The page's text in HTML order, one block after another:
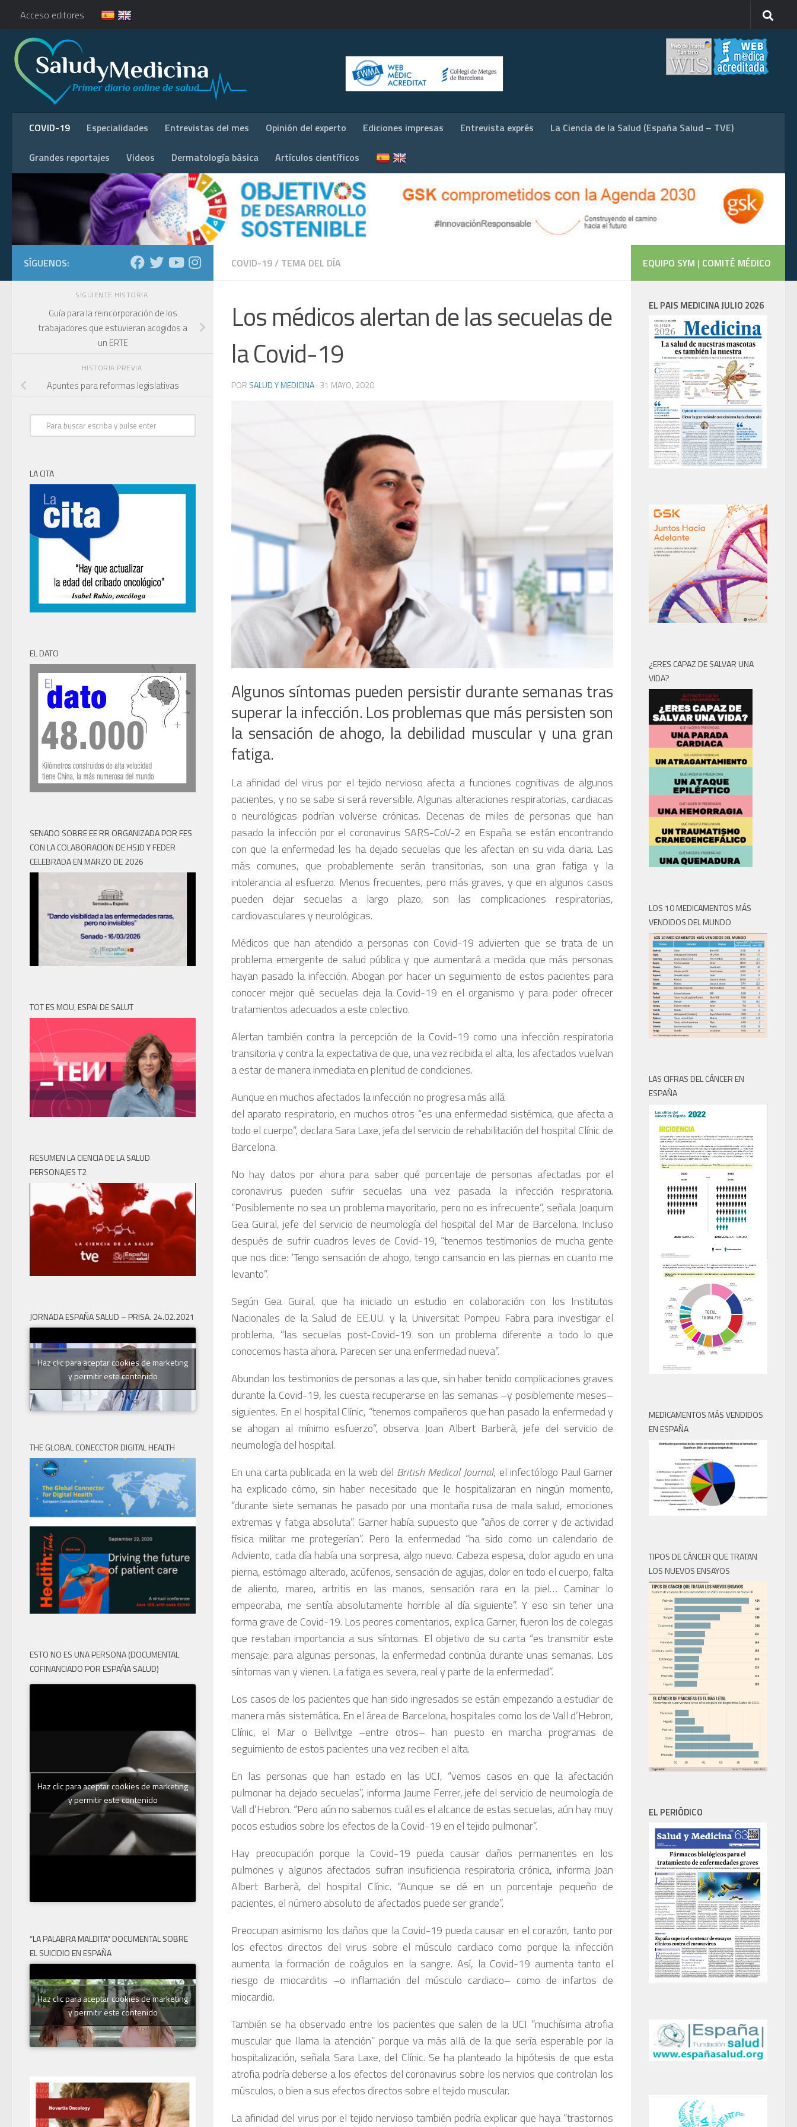
Acceso editores
COVID-19 Especialidades Entrevistas del mes Opinión del experto Ediciones impresas Entrevista exprés La Ciencia de la Salud (España Salud – TVE)
Grandes reportajes Videos Dermatología básica Artículos científicos
COVID-19/ TEMA DEL DÍA
Los médicos alertan de las secuelas de
la Covid-19
POR SALUD Y MEDICINA· 31 MAYO, 2020
Algunos síntomas pueden persistir durante semanas tras
superar la infección. Los problemas que más persisten son
la sensación de ahogo, la debilidad muscular y una gran
fatiga.
La afinidad del virus por el tejido nervioso afecta a funciones cognitivas de algunos
pacientes, y no se sabe si será reversible. Algunas alteraciones respiratorias, cardiacas
o neurológicas podrían volverse crónicas. Decenas de miles de personas que han
pasado la infección por el coronavirus SARS-CoV-2 en España se están encontrando
con que la enfermedad les ha dejado secuelas que les afectan en su vida diaria. Las
más comunes, que probablemente serán transitorias, son una gran fatiga y la
intolerancia al esfuerzo. Menos frecuentes, pero más graves, y que en algunos casos
pueden dejar secuelas a largo plazo, son las complicaciones respiratorias,
cardiovasculares y neurológicas.
Médicos que han atendido a personas con Covid-19 advierten que se trata de un
problema emergente de salud pública y que aumentará a medida que más personas
hayan pasado la infección. Abogan por hacer un seguimiento de estos pacientes para
conocer mejor qué secuelas deja la Covid-19 en el organismo y para poder ofrecer
tratamientos adecuados a este colectivo.
Alertan también contra la percepción de la Covid-19 como una infección respiratoria
transitoria y contra la expectativa de que, una vez recibida el alta, los afectados vuelvan
a estar de manera inmediata en plenitud de condiciones.
Aunque en muchos afectados la infección no progresa más allá
del aparato respiratorio, en muchos otros “es una enfermedad sistémica, que afecta a
todo el cuerpo”, declara Sara Laxe, jefa del servicio de rehabilitación del hospital Clínic de
Barcelona.
No hay datos por ahora para saber qué porcentaje de personas afectadas por el
coronavirus pueden sufrir secuelas una vez pasada la infección respiratoria.
“Posiblemente no sea un problema mayoritario, pero no es infrecuente”, señala Joaquim
Gea Guiral, jefe del servicio de neumología del hospital del Mar de Barcelona. Incluso
después de sufrir cuadros leves de Covid-19, “tenemos testimonios de mucha gente
que nos dice: ‘Tengo sensación de ahogo, tengo cansancio en las piernas en cuanto me
levanto”.
Según Gea Guiral, que ha iniciado un estudio en colaboración con los Institutos
Nacionales de la Salud de EE.UU. y la Universitat Pompeu Fabra para investigar el
problema, “las secuelas post-Covid-19 son un problema diferente a todo lo que
conocemos hasta ahora. Parecen ser una enfermedad nueva”.
Abundan los testimonios de personas a las que, sin haber tenido complicaciones graves
durante la Covid-19, les cuesta recuperarse en las semanas –y posiblemente meses–
siguientes. En el hospital Clínic, “tenemos compañeros que han pasado la enfermedad y
se ahogan al mínimo esfuerzo”, observa Joan Albert Barberà, jefe del servicio de
neumología del hospital.
En una carta publicada en la web del British Medical Journal, el infectólogo Paul Garner
ha explicado cómo, sin haber necesitado que le hospitalizaran en ningún momento,
“durante siete semanas he pasado por una montaña rusa de mala salud, emociones
extremas y fatiga absoluta”. Garner había supuesto que “años de correr y de actividad
física militar me protegerían”. Pero la enfermedad “ha sido como un calendario de
Adviento, cada día había una sorpresa, algo nuevo. Cabeza espesa, dolor agudo en una
pierna, estómago alterado, acúfenos, sensación de agujas, dolor en todo el cuerpo, falta
de aliento, mareo, artritis en las manos, sensación rara en la piel… Caminar lo
empeoraba, me sentía absolutamente horrible al día siguiente”. Y eso sin tener una
forma grave de Covid-19. Los peores comentarios, explica Garner, fueron los de colegas
que restaban importancia a sus síntomas. El objetivo de su carta “es transmitir este
mensaje: para algunas personas, la enfermedad continúa durante unas semanas. Los
síntomas van y vienen. La fatiga es severa, real y parte de la enfermedad”.
Los casos de los pacientes que han sido ingresados se están empezando a estudiar de
manera más sistemática. En el área de Barcelona, hospitales como los de Vall d’Hebron,
Clínic, el Mar o Bellvitge –entre otros– han puesto en marcha programas de
seguimiento de estos pacientes una vez reciben el alta.
En las personas que han estado en las UCI, “vemos casos en que la afectación
pulmonar ha dejado secuelas”, informa Jaume Ferrer, jefe del servicio de neumología de
Vall d’Hebron. “Pero aún no sabemos cuál es el alcance de estas secuelas, aún hay muy
pocos estudios sobre los efectos de la Covid-19 en el tejido pulmonar”.
Hay preocupación porque la Covid-19 pueda causar daños permanentes en los
pulmones y algunos afectados sufran insuficiencia respiratoria crónica, informa ­Joan
Albert Barberà, del hospital Clínic. “Aunque se dé en un porcentaje pequeño de
pacientes, el número absoluto de afectados puede ser grande”.
Preocupan asimismo los daños que la Covid-19 pueda causar en el corazón, tanto por
los efectos directos del virus sobre el músculo cardiaco como porque la infección
aumenta la formación de coágulos en la sangre. Así, la Covid-19 aumenta tanto el
riesgo de miocarditis –o inflamación del músculo cardiaco– como de infartos de
miocardio.
También se ha observado entre los pacientes que salen de la UCI “muchísima atrofia
muscular que llama la atención” porque va más allá de la que sería esperable por la
hospitalización, señala Sara Laxe, del Clínic. Se ha planteado la hipótesis de que esta
atrofia podría deberse a los efectos del coronavirus sobre los nervios que controlan los
músculos, o bien a sus efectos directos sobre el tejido muscular.
La afinidad del virus por el tejido nervioso también podría explicar que haya “trastornos
SÍGUENOS:
SIGUIENTE HISTORIA
Guía para la reincorporación de los
trabajadores que estuvieran acogidos a
un ERTE
HISTORIA PREVIA
Apuntes para reformas legislativas
LA CITA
EL DATO
SENADO SOBRE EE RR ORGANIZADA POR FES
CON LA COLABORACION DE HSJD Y FEDER
CELEBRADA EN MARZO DE 2026
TOT ES MOU, ESPAI DE SALUT
RESUMEN LA CIENCIA DE LA SALUD
PERSONAJES T2
JORNADA ESPAÑA SALUD – PRISA. 24.02.2021
Haz clic para aceptar cookies de marketing
y permitir este contenido
THE GLOBAL CONECCTOR DIGITAL HEALTH
ESTO NO ES UNA PERSONA (DOCUMENTAL
COFINANCIADO POR ESPAÑA SALUD)
Haz clic para aceptar cookies de marketing
y permitir este contenido
“LA PALABRA MALDITA” DOCUMENTAL SOBRE
EL SUICIDIO EN ESPAÑA
Haz clic para aceptar cookies de marketing
y permitir este contenido
EQUIPO SYM | COMITÉ MÉDICO
EL PAIS MEDICINA JULIO 2026
¿ERES CAPAZ DE SALVAR UNA
VIDA?
LOS 10 MEDICAMENTOS MÁS
VENDIDOS DEL MUNDO
LAS CIFRAS DEL CÁNCER EN
ESPAÑA
MEDICAMENTOS MÁS VENDIDOS
EN ESPAÑA
TIPOS DE CÁNCER QUE TRATAN
LOS NUEVOS ENSAYOS
EL PERIÓDICO